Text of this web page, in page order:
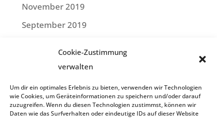
Cookie-Zustimmung
verwalten
Um dir ein optimales Erlebnis zu bieten, verwenden wir Technologien
wie Cookies, um Geräteinformationen zu speichern und/oder darauf
zuzugreifen. Wenn du diesen Technologien zustimmst, können wir
Daten wie das Surfverhalten oder eindeutige IDs auf dieser Website
November 2019
September 2019
Februar 2019